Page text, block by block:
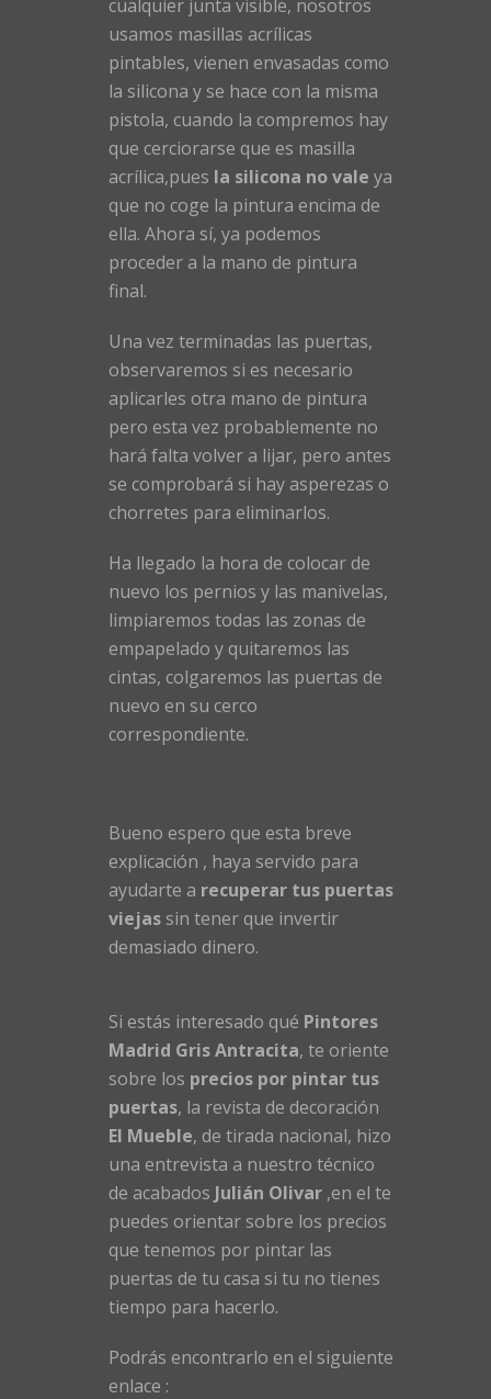
cualquier junta visible, nosotros
usamos masillas acrílicas
pintables, vienen envasadas como
la silicona y se hace con la misma
pistola, cuando la compremos hay
que cerciorarse que es masilla
acrílica,pues la silicona no vale ya
que no coge la pintura encima de
ella. Ahora sí, ya podemos
proceder a la mano de pintura
final.
Una vez terminadas las puertas,
observaremos si es necesario
aplicarles otra mano de pintura
pero esta vez probablemente no
hará falta volver a lijar, pero antes
se comprobará si hay asperezas o
chorretes para eliminarlos.
Ha llegado la hora de colocar de
nuevo los pernios y las manivelas,
limpiaremos todas las zonas de
empapelado y quitaremos las
cintas, colgaremos las puertas de
nuevo en su cerco
correspondiente.
Bueno espero que esta breve
explicación , haya servido para
ayudarte a recuperar tus puertas
viejas sin tener que invertir
demasiado dinero.
Si estás interesado qué Pintores
Madrid Gris Antracita, te oriente
sobre los precios por pintar tus
puertas, la revista de decoración
El Mueble, de tirada nacional, hizo
una entrevista a nuestro técnico
de acabados Julián Olivar ,en el te
puedes orientar sobre los precios
que tenemos por pintar las
puertas de tu casa si tu no tienes
tiempo para hacerlo.
Podrás encontrarlo en el siguiente
enlace :